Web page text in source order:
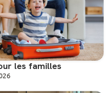
les familles